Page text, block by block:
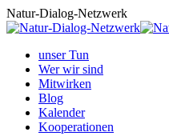
Zum
Inhalt
Natur-Dialog-Netzwerk
unser Tun
Wer wir sind
Mitwirken
Blog
Kalender
Kooperationen